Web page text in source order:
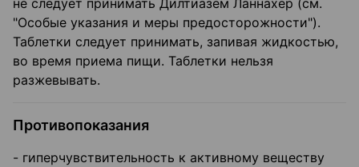
не следует принимать Дилтиазем Ланнахер (см.
"Особые указания и меры предосторожности").
Таблетки следует принимать, запивая жидкостью,
во время приема пищи. Таблетки нельзя
разжевывать.
Противопоказания
- гиперчувствительность к активному веществу